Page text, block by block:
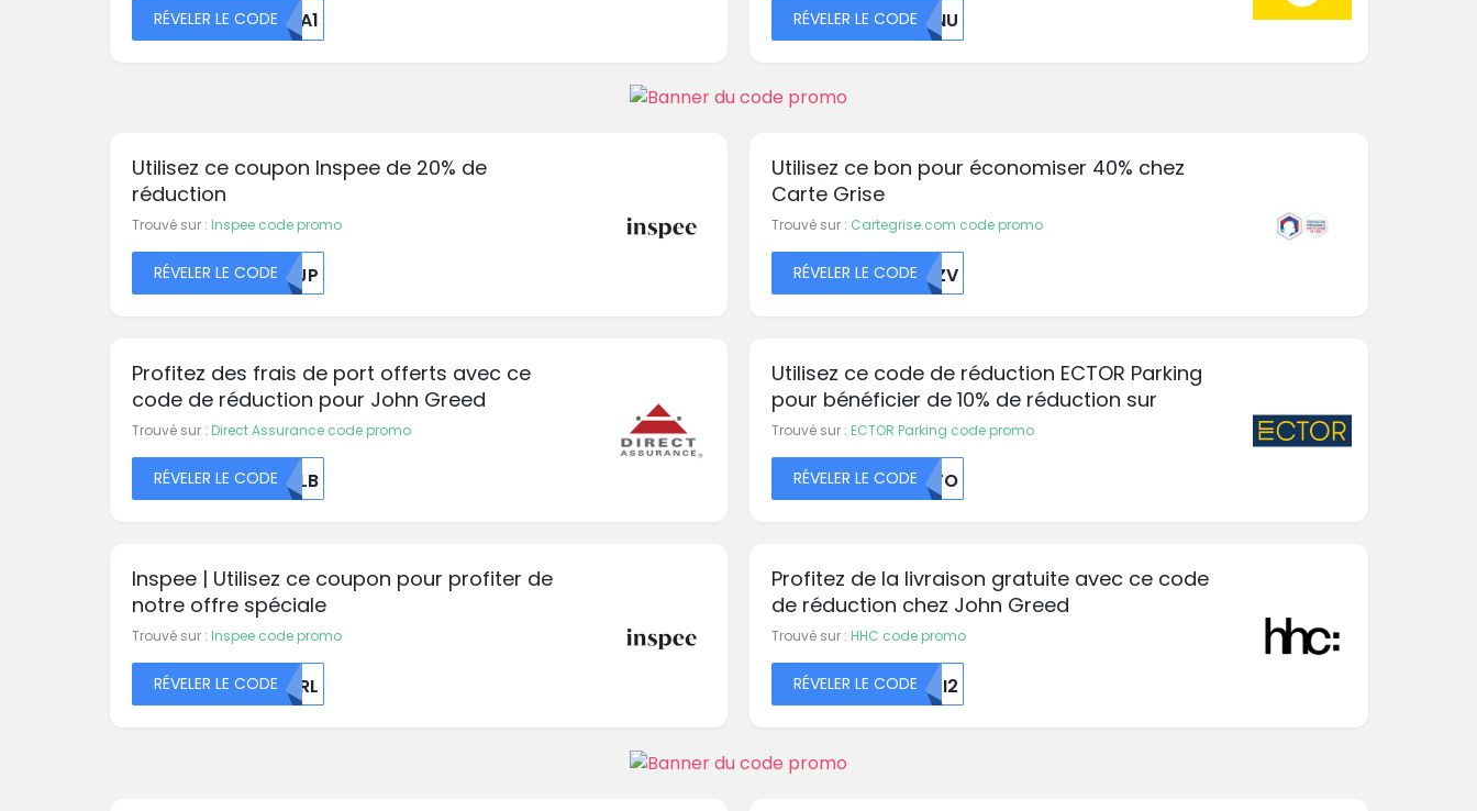
RÉVELER LE CODENTA1 RÉVELER LE CODESENU
Utilisez ce coupon Inspee de 20% de
réduction
Trouvé sur : Inspee code promo
RÉVELER LE CODEMDJP
Utilisez ce bon pour économiser 40% chez
Carte Grise
Trouvé sur : Cartegrise.com code promo
RÉVELER LE CODEREZV
Profitez des frais de port offerts avec ce
code de réduction pour John Greed
Trouvé sur : Direct Assurance code promo
RÉVELER LE CODETKLB
Utilisez ce code de réduction ECTOR Parking
pour bénéficier de 10% de réduction sur
votre réservation
Trouvé sur : ECTOR Parking code promo
RÉVELER LE CODEMDFO
Inspee | Utilisez ce coupon pour profiter de
notre offre spéciale
Trouvé sur : Inspee code promo
RÉVELER LE CODET0RL
Profitez de la livraison gratuite avec ce code
de réduction chez John Greed
Trouvé sur : HHC code promo
RÉVELER LE CODE RKI2